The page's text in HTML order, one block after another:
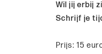
Wil jij erbij
Schrijf je
Prijs: 15